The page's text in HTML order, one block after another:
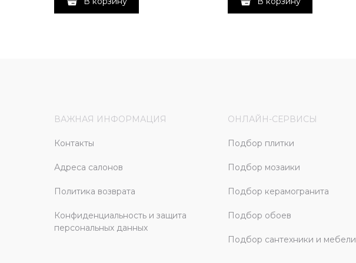
ВАЖНАЯ ИНФОРМАЦИЯ
Контакты
Адреса салонов
Политика возврата
Конфиденциальность и защита
персональных данных
ОНЛАЙН-СЕРВИСЫ
Подбор плитки
Подбор мозаики
Подбор керамогранита
Подбор обоев
Подбор сантехники и мебели